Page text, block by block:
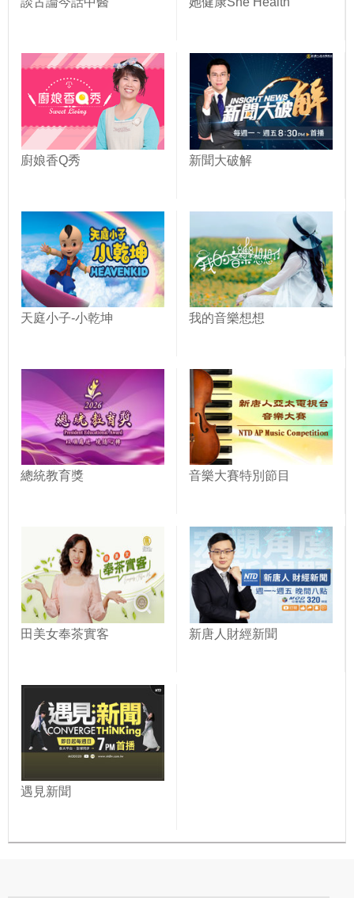
廚娘香Q秀 新聞大破解
天庭小子-小乾坤 我的音樂想想
總統教育獎 音樂大賽特別節目
田美女奉茶實客 新唐人財經新聞
遇見新聞